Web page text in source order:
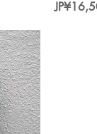
가격